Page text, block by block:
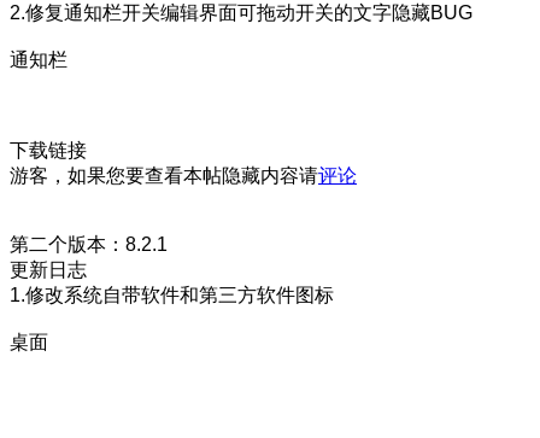
2.修复通知栏开关编辑界面可拖动开关的文字隐藏BUG
通知栏
下载链接
游客，如果您要查看本帖隐藏内容请评论
第二个版本：8.2.1
更新日志
1.修改系统自带软件和第三方软件图标
桌面